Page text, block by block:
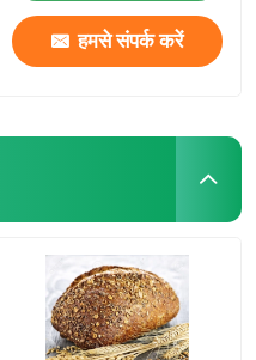
हमसे संपर्क करें